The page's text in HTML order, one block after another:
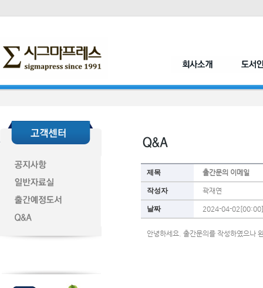
제목 출간문의 이메일
작성자 곽재연
날짜 2024-04-02[00:00]
안녕하세요. 출간문의를 작성하였으나